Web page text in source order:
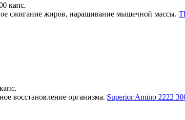
капс.
сжигание жиров, наращивание мышечной массы.
восстановление организма. Superior Amino 2222